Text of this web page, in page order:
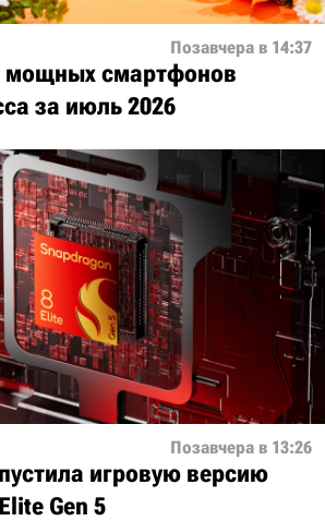
Позавчера в 14:37
мощных смартфонов
за июль 2026
Позавчера в 13:26
игровую версию
Gen 5